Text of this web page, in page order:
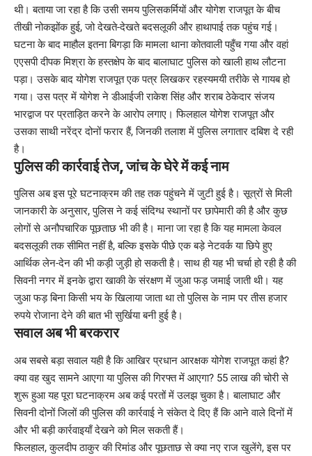
थी। बताया जा रहा है कि उसी समय पुलिसकर्मियों और योगेश राजपूत के बीच
तीखी नोकझोंक हुई, जो देखते-देखते बदसलूकी और हाथापाई तक पहुंच गई।
घटना के बाद माहौल इतना बिगड़ा कि मामला थाना कोतवाली पहुँच गया और वहां
एएसपी दीपक मिश्रा के हस्तक्षेप के बाद बालाघाट पुलिस को खाली हाथ लौटना
पड़ा। उसके बाद योगेश राजपूत एक पत्र लिखकर रहस्यमयी तरीके से गायब हो
गया। उस पत्र में योगेश ने डीआईजी राकेश सिंह और शराब ठेकेदार संजय
भारद्वाज पर प्रताड़ित करने के आरोप लगाए। फिलहाल योगेश राजपूत और
उसका साथी नरेंद्र दोनों फरार हैं, जिनकी तलाश में पुलिस लगातार दबिश दे रही
है।
पुलिस की कार्रवाई तेज, जांच के घेरे में कई नाम
पुलिस अब इस पूरे घटनाक्रम की तह तक पहुंचने में जुटी हुई है। सूत्रों से मिली
जानकारी के अनुसार, पुलिस ने कई संदिग्ध स्थानों पर छापेमारी की है और कुछ
लोगों से अनौपचारिक पूछताछ भी की है। माना जा रहा है कि यह मामला केवल
बदसलूकी तक सीमित नहीं है, बल्कि इसके पीछे एक बड़े नेटवर्क या छिपे हुए
आर्थिक लेन-देन की भी कड़ी जुड़ी हो सकती है। साथ ही यह भी चर्चा हो रही है की
सिवनी नगर में इनके द्वारा खाकी के संरक्षण में जुआ फड़ जमाई जाती थी। यह
जुआ फड़ बिना किसी भय के खिलाया जाता था तो पुलिस के नाम पर तीस हजार
रुपये रोजाना देने की बात भी सुर्खिया बनी हुई है।
सवाल अब भी बरकरार
अब सबसे बड़ा सवाल यही है कि आखिर प्रधान आरक्षक योगेश राजपूत कहां है?
क्या वह खुद सामने आएगा या पुलिस की गिरफ्त में आएगा? 55 लाख की चोरी से
शुरू हुआ यह पूरा घटनाक्रम अब कई परतों में उलझ चुका है। बालाघाट और
सिवनी दोनों जिलों की पुलिस की कार्रवाई ने संकेत दे दिए हैं कि आने वाले दिनों में
और भी बड़ी कार्रवाइयाँ देखने को मिल सकती हैं।
फिलहाल, कुलदीप ठाकुर की रिमांड और पूछताछ से क्या नए राज खुलेंगे, इस पर